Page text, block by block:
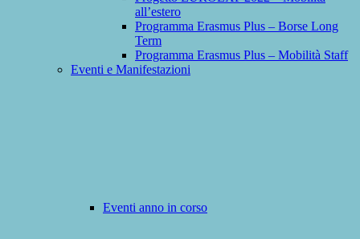
all’estero
Programma Erasmus Plus – Borse Long
Term
Programma Erasmus Plus – Mobilità Staff
Eventi e Manifestazioni
Eventi anno in corso